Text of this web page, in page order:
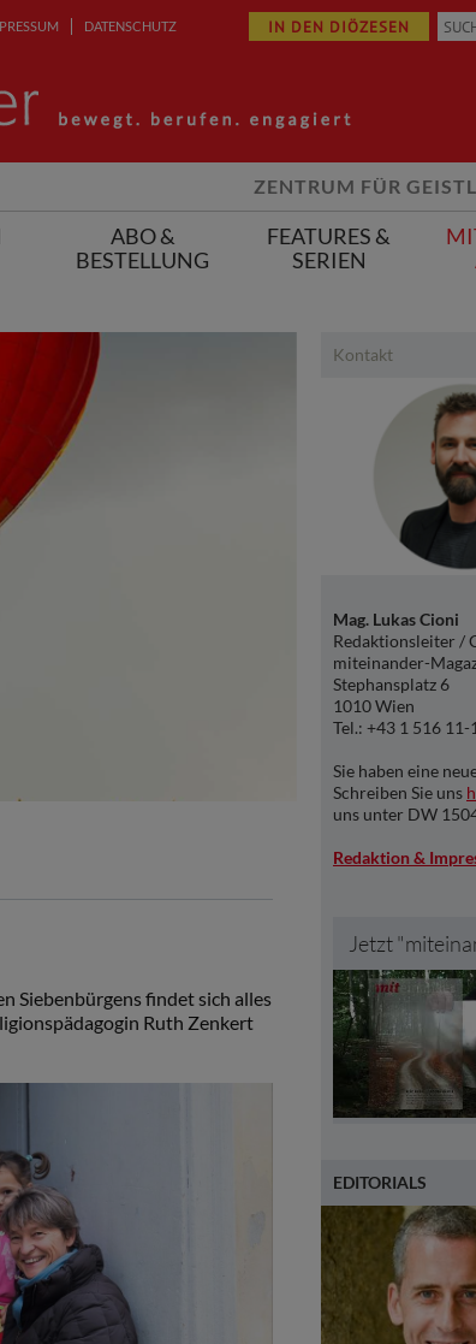
IN DEN DIÖZESEN
DATENSCHUTZ
ZENTRUM FÜR
ABO &
BESTELLUNG
FEATURES &
SERIEN
Kontakt
Mag. Lukas Cioni
Redaktionsleiter /
miteinander-
Stephansplatz 6
1010 Wien
Tel.: +43 1 516 11-
Sie haben eine
Schreiben Sie uns
uns unter DW
Redaktion &
Jetzt
EDITORIALS
Siebenbürgens findet sich alles
Ruth Zenkert